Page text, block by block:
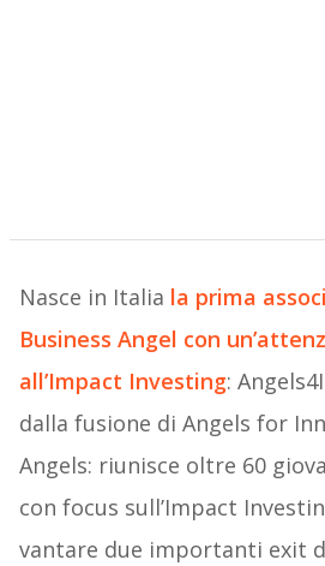
Nasce in Italia la prima
Business Angel con
all’Impact Investing:
dalla fusione di Angels for
Angels: riunisce oltre 60
con focus sull’Impact
vantare due importanti exit